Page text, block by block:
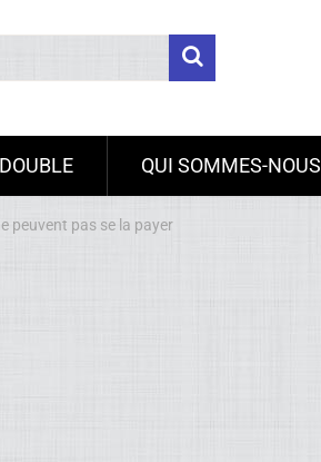
QUI SOMMES-NOUS
peuvent pas se la payer